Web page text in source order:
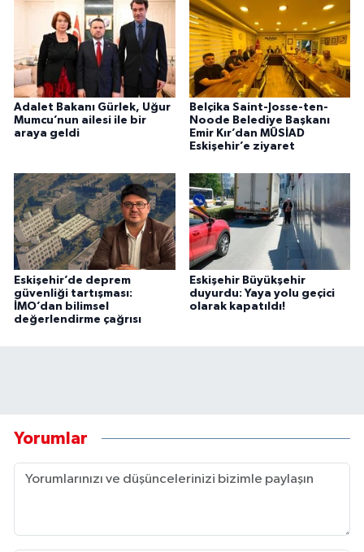
Adalet Bakanı Gürlek, Uğur
Mumcu’nun ailesi ile bir
araya geldi
Belçika Saint-Josse-ten-
Noode Belediye Başkanı
Emir Kır’dan MÜSİAD
Eskişehir’e ziyaret
Eskişehir’de deprem
güvenliği tartışması:
İMO’dan bilimsel
değerlendirme çağrısı
Eskişehir Büyükşehir
duyurdu: Yaya yolu geçici
olarak kapatıldı!
Yorumlar